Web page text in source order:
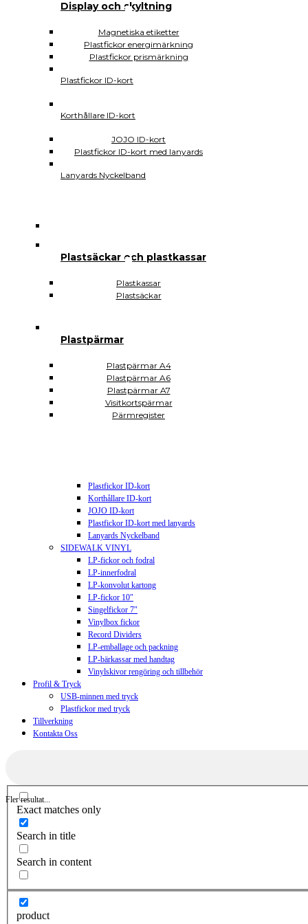
Display och skyltning
Magnetiska etiketter
Plastfickor energimärkning
Plastfickor prismärkning
Plastfickor ID-kort
Korthållare ID-kort
JOJO ID-kort
Plastfickor ID-kort med lanyards
Lanyards Nyckelband
Plastsäckar och plastkassar
Plastkassar
Plastsäckar
Plastpärmar
Plastpärmar A4
Plastpärmar A6
Plastpärmar A7
Visitkortspärmar
Pärmregister
SIDEWALK CD DVD USB
CD-fodral
CD-förvaring
CD-skivor
DVD-fickor
Spelboxar
SIDEWALK Plastfickor
Affischfodral
Plastfickor ohålade
Plastsäckar och plastkassar
Plastsäckar
Självhäftande Plastfickor
Självhäftande A5
Självhäftande A7
Självhäftande CD DVD USB
Självhäftande hörnfickor
Självhäftande visitkortsfickor
Självhäftande rektangulära
Plastfickor ID-kort
Korthållare ID-kort
JOJO ID-kort
Plastfickor ID-kort med lanyards
Lanyards Nyckelband
SIDEWALK VINYL
LP-fickor och fodral
LP-innerfodral
LP-konvolut kartong
LP-fickor 10″
Singelfickor 7″
Vinylbox fickor
Record Dividers
LP-emballage och packning
LP-bärkassar med handtag
Vinylskivor rengöring och tillbehör
Profil & Tryck
USB-minnen med tryck
Plastfickor med tryck
Tillverkning
Kontakta Oss
Fler resultat...
Exact matches only
Search in title
Search in content
product